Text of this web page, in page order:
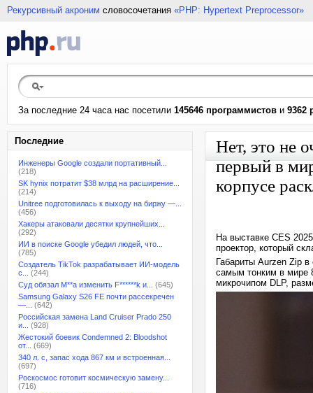
Рекурсивный акроним словосочетания «PHP: Hypertext Preprocessor»
За последние 24 часа нас посетили 145646 программистов и 9362
Последние
Инженеры Google создали портативный...
(218)
SK hynix потратит $38 млрд на расширение...
(214)
Unitree подготовилась к выходу на биржу —...
(456)
Хакеры атаковали десятки крупнейших...
(292)
ИИ в поиске Google убедил людей, что...
(785)
Создатель TikTok разрабатывает ИИ-модель
с...
(244)
Суд обязал M**a изменить F******k и...
(645)
Samsung Galaxy S26 FE почти рассекречен
—...
(642)
Российская замена Land Cruiser Prado 250
и...
(928)
Жестокий боевик Condemned 2: Bloodshot
от...
(669)
340 л. с, запас хода 867 км и встроенная...
(697)
Роскосмос готовит космическую замену...
(716)
Нет, это не
первый в
корпусе
На выставке CES
проектор, который
Габариты Aurzen Zip
самым тонким в мире
микрочипом DLP,